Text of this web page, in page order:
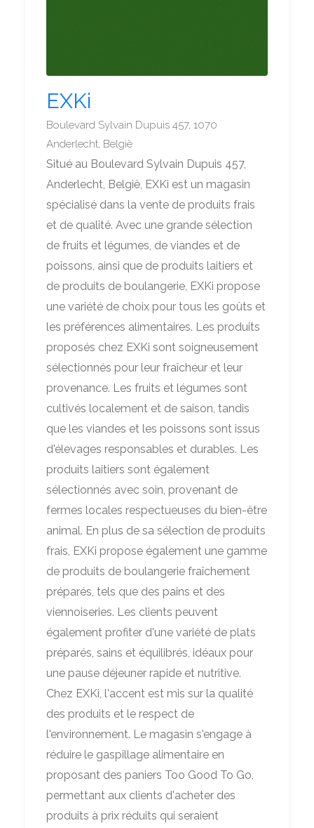
EXKi
Boulevard Sylvain Dupuis 457, 1070
Anderlecht, België
Situé au Boulevard Sylvain Dupuis 457,
Anderlecht, België, EXKi est un magasin
spécialisé dans la vente de produits frais
et de qualité. Avec une grande sélection
de fruits et légumes, de viandes et de
poissons, ainsi que de produits laitiers et
de produits de boulangerie, EXKi propose
une variété de choix pour tous les goûts et
les préférences alimentaires. Les produits
proposés chez EXKi sont soigneusement
sélectionnés pour leur fraîcheur et leur
provenance. Les fruits et légumes sont
cultivés localement et de saison, tandis
que les viandes et les poissons sont issus
d'élevages responsables et durables. Les
produits laitiers sont également
sélectionnés avec soin, provenant de
fermes locales respectueuses du bien-être
animal. En plus de sa sélection de produits
frais, EXKi propose également une gamme
de produits de boulangerie fraîchement
préparés, tels que des pains et des
viennoiseries. Les clients peuvent
également profiter d'une variété de plats
préparés, sains et équilibrés, idéaux pour
une pause déjeuner rapide et nutritive.
Chez EXKi, l'accent est mis sur la qualité
des produits et le respect de
l'environnement. Le magasin s'engage à
réduire le gaspillage alimentaire en
proposant des paniers Too Good To Go,
permettant aux clients d'acheter des
produits à prix réduits qui seraient